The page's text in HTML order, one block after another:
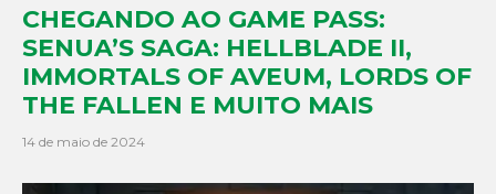
CHEGANDO AO GAME PASS:
SENUA’S SAGA: HELLBLADE II,
IMMORTALS OF AVEUM, LORDS OF
THE FALLEN E MUITO MAIS
14 de maio de 2024